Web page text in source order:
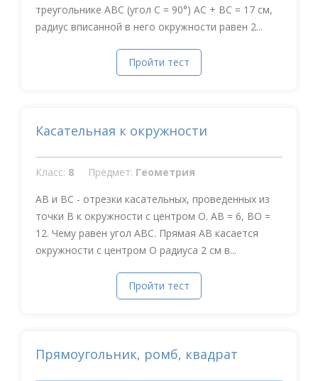
треугольнике АВС (угол С = 90°) АС + ВС = 17 см,
радиус вписанной в него окружности равен 2...
Пройти тест
Касательная к окружности
Класс: 8 Предмет: Геометрия
АВ и ВС - отрезки касательных, проведенных из
точки В к окружности с центром О. АВ = 6, ВО =
12. Чему равен угол АВС. Прямая АВ касается
окружности с центром О радиуса 2 см в...
Пройти тест
Прямоугольник, ромб, квадрат